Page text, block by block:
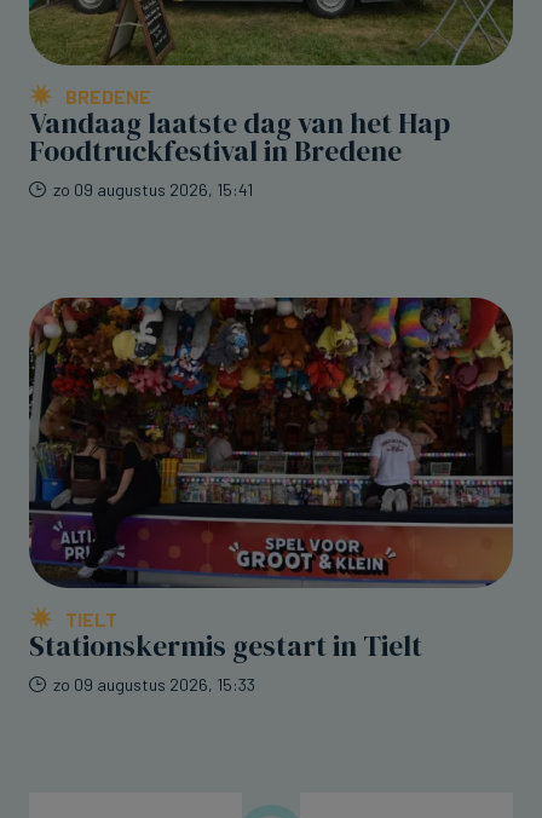
BREDENE
Vandaag laatste dag van het Hap
Foodtruckfestival in Bredene
zo 09 augustus 2026, 15:41
TIELT
Stationskermis gestart in Tielt
zo 09 augustus 2026, 15:33